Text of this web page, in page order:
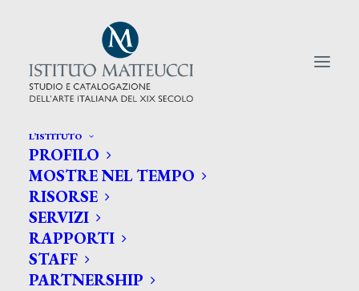
L’ISTITUTO
PROFILO
MOSTRE NEL TEMPO
RISORSE
SERVIZI
RAPPORTI
STAFF
PARTNERSHIP
CERCA TRA GLI ARTISTI:
Search
for: